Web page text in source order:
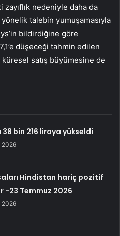
nedeniyle daha da
talebin yumuşamasıyla
bildirdiğine göre
düşeceği tahmin edilen
satış büyümesine de
38 bin 216 liraya yükseldi
2026
Hindistan hariç pozitif
-23 Temmuz 2026
2026